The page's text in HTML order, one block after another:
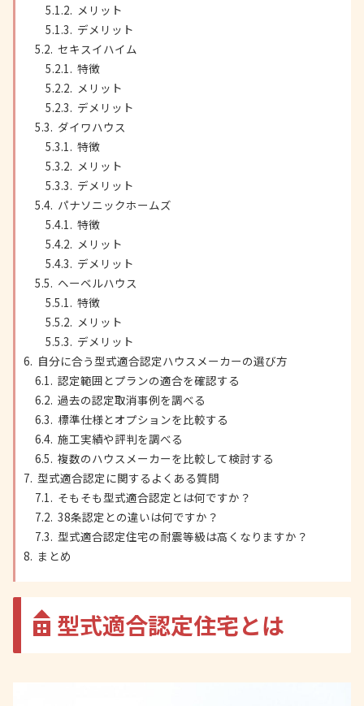
メリット
デメリット
セキスイハイム
特徴
メリット
デメリット
ダイワハウス
特徴
メリット
デメリット
パナソニックホームズ
特徴
メリット
デメリット
ヘーベルハウス
特徴
メリット
デメリット
自分に合う型式適合認定ハウスメーカーの選び方
認定範囲とプランの適合を確認する
過去の認定取消事例を調べる
標準仕様とオプションを比較する
施工実績や評判を調べる
複数のハウスメーカーを比較して検討する
型式適合認定に関するよくある質問
そもそも型式適合認定とは何ですか？
38条認定との違いは何ですか？
型式適合認定住宅の耐震等級は高くなりますか？
まとめ
型式適合認定住宅とは